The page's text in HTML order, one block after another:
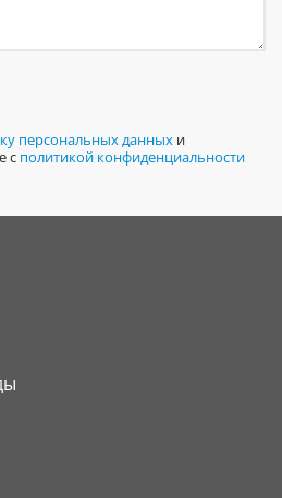
персональных данных и
с политикой конфиденциальности